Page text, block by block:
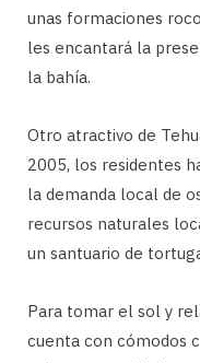
unas formaciones
les encantará la
la bahía.
Otro atractivo de
2005, los residentes
la demanda local de
recursos naturales
un santuario de
Para tomar el sol y
cuenta con cómodos